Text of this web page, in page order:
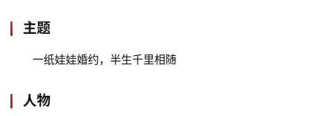
旅
主题
一纸娃娃婚约，半生千里相随
人物